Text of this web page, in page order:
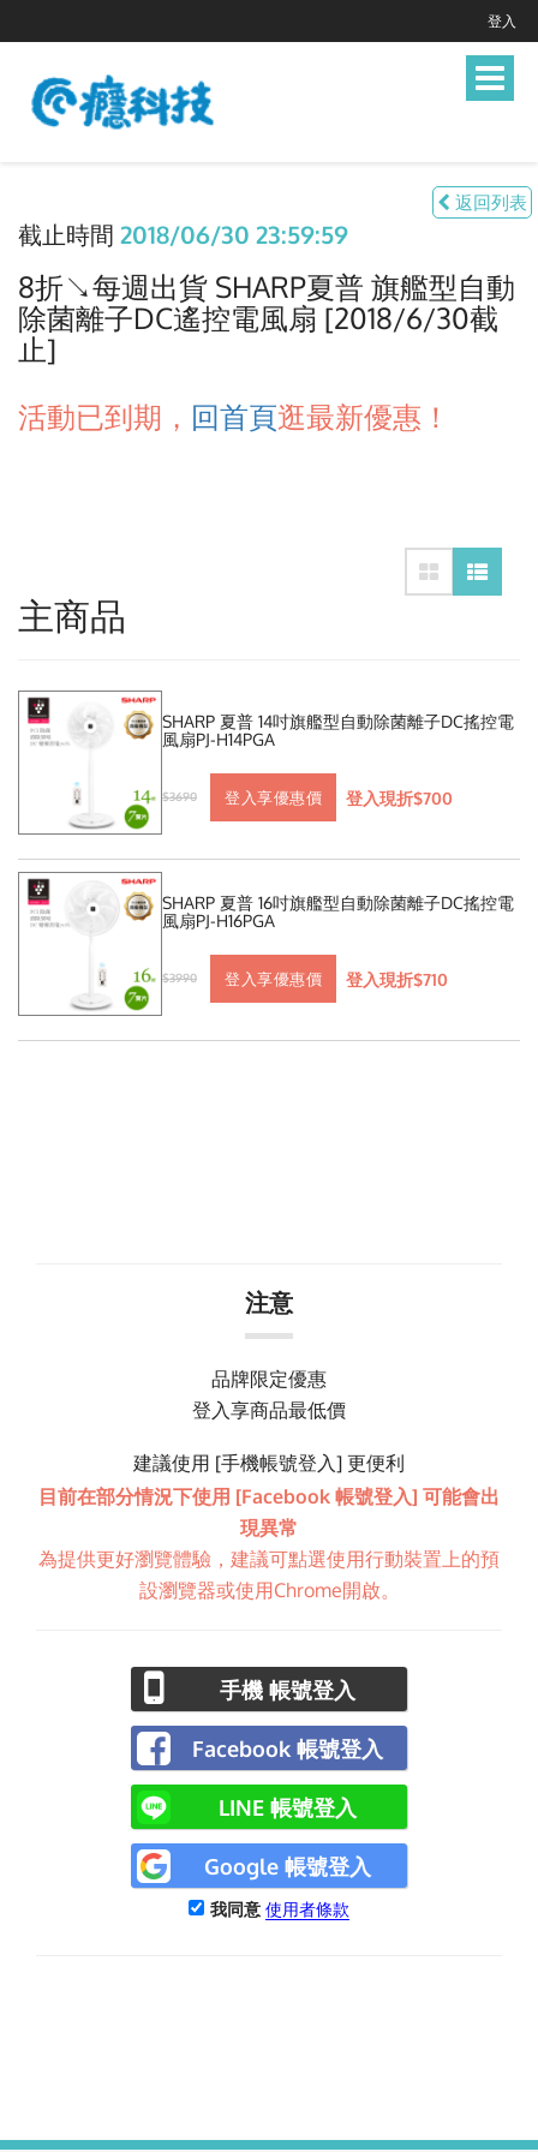
登入
Toggle
返回列表
截止時間 2018/06/30 23:59:59
8折↘每週出貨 SHARP夏普 旗艦型自動
除菌離子DC遙控電風扇 [2018/6/30截
止]
活動已到期， 回首頁逛最新優惠！
主商品
SHARP 夏普 14吋旗艦型自動除菌離子DC搖控電
風扇PJ-H14PGA
$3690 登入享優惠價 登入現折$700
SHARP 夏普 16吋旗艦型自動除菌離子DC搖控電
風扇PJ-H16PGA
$3990 登入享優惠價 登入現折$710
注意
品牌限定優惠
登入享商品最低價
建議使用 [手機帳號登入] 更便利
目前在部分情況下使用 [Facebook 帳號登入] 可能會出
現異常
為提供更好瀏覽體驗，建議可點選使用行動裝置上的預
設瀏覽器或使用Chrome開啟。
手機 帳號登入
Facebook 帳號登入
LINE 帳號登入
Google 帳號登入
我同意 使用者條款